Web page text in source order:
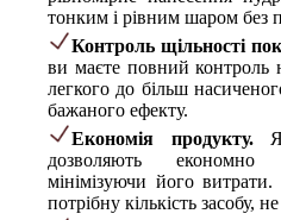
тонким і рівним шаром без
Контроль щільності
ви маєте повний контроль
легкого до більш
бажаного ефекту.
Економія продукту.
дозволяють економно
мінімізуючи його
потрібну кількість засобу,